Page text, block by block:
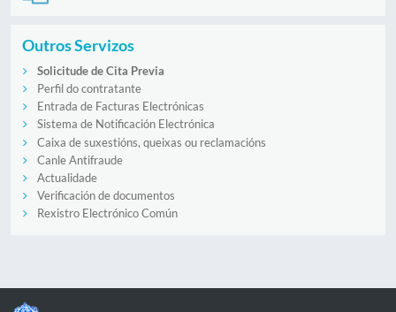
Outros Servizos
Solicitude de Cita Previa
Perfil do contratante
Entrada de Facturas Electrónicas
Sistema de Notificación Electrónica
Caixa de suxestións, queixas ou reclamacións
Canle Antifraude
Actualidade
Verificación de documentos
Rexistro Electrónico Común